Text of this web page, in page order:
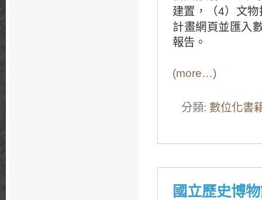
建置，（4）文
計畫網頁並匯入
報告。
(more…)
分類: 數位化書
國立歷史博